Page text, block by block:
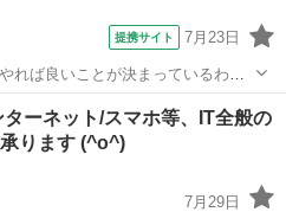
提携サイト 7月23日
れば良いことが決まっているわけ
くある上司の指示】からスタート
スタディを通じ、仕事の型を身に
...
ーネット/スマホ等、IT全般の
ります (^o^)
7月29日